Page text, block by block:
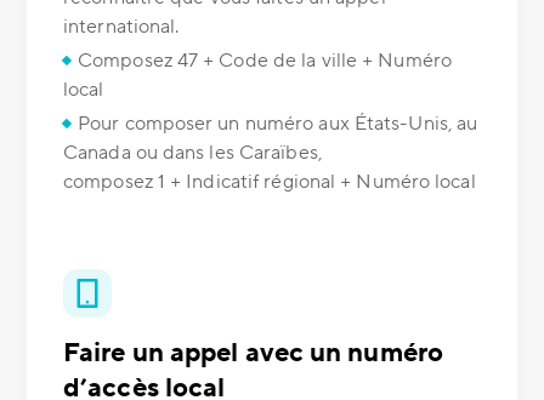
international.
Composez 47 + Code de la ville + Numéro
local
Pour composer un numéro aux États-Unis, au
Canada ou dans les Caraïbes,
composez 1 + Indicatif régional + Numéro local
Faire un appel avec un numéro
d’accès local